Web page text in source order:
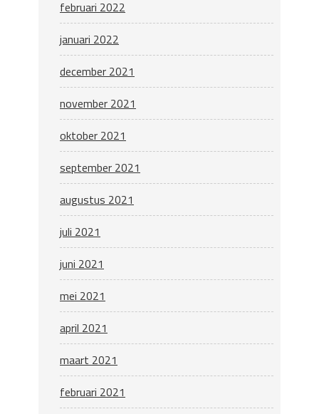
februari 2022
januari 2022
december 2021
november 2021
oktober 2021
september 2021
augustus 2021
juli 2021
juni 2021
mei 2021
april 2021
maart 2021
februari 2021